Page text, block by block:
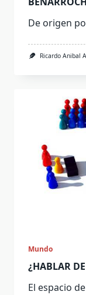
De origen
Ricardo Anibal
Mundo
¿HABLAR
El espacio